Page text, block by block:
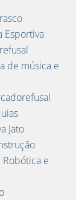
Esportiva
de música e
Jato
e